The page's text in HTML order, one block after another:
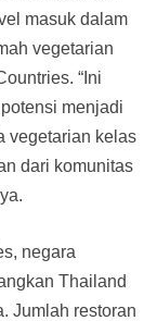
masuk dalam
vegetarian
“Ini
menjadi
vegetarian kelas
dari komunitas
negara
Thailand
Jumlah restoran